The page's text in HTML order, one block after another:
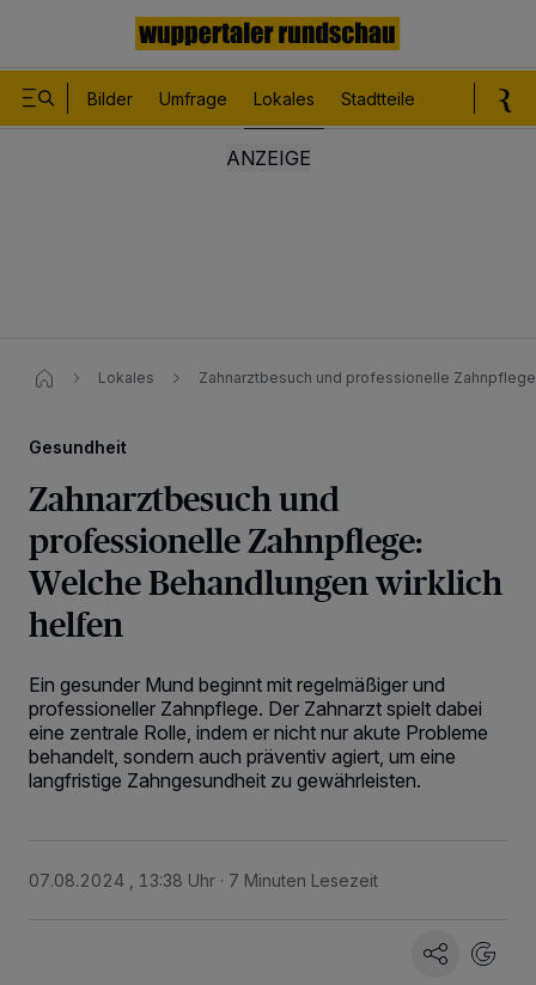
Bilder Umfrage Lokales Stadtteile
Lokales Zahnarztbesuch und professionelle
Gesundheit
Zahnarztbesuch und
professionelle Zahnpflege:
Welche Behandlungen wirklich
helfen
Ein gesunder Mund beginnt mit regelmäßiger und
professioneller Zahnpflege. Der Zahnarzt spielt dabei
eine zentrale Rolle, indem er nicht nur akute Probleme
behandelt, sondern auch präventiv agiert, um eine
langfristige Zahngesundheit zu gewährleisten.
07.08.2024 , 13:38 Uhr 7 Minuten Lesezeit